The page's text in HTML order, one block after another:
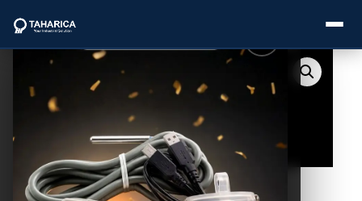
Categories